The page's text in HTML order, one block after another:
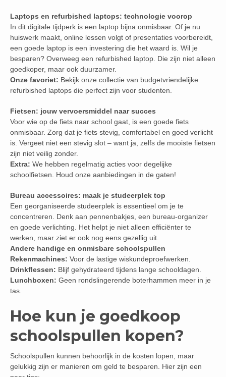
Laptops en refurbished laptops: technologie voorop
In dit digitale tijdperk is een laptop bijna onmisbaar. Of je nu
huiswerk maakt, online lessen volgt of presentaties voorbereidt,
een goede laptop is een investering die het waard is. Wil je
besparen? Overweeg een refurbished laptop. Die zijn niet alleen
goedkoper, maar ook duurzamer.
Onze favoriet: Bekijk onze collectie van budgetvriendelijke
refurbished laptops die perfect zijn voor studenten.
Fietsen: jouw vervoersmiddel naar succes
Voor wie op de fiets naar school gaat, is een goede fiets
onmisbaar. Zorg dat je fiets stevig, comfortabel en goed verlicht
is. Vergeet niet een stevig slot – want ja, zelfs de mooiste fietsen
zijn niet veilig zonder.
Extra: We hebben regelmatig acties voor degelijke
schoolfietsen. Houd onze aanbiedingen in de gaten!
Bureau accessoires: maak je studeerplek top
Een georganiseerde studeerplek is essentieel om je te
concentreren. Denk aan pennenbakjes, een bureau-organizer
en goede verlichting. Het helpt je niet alleen efficiënter te
werken, maar ziet er ook nog eens gezellig uit.
Andere handige en onmisbare schoolspullen
Rekenmachines: Voor de lastige wiskundeproefwerken.
Drinkflessen: Blijf gehydrateerd tijdens lange schooldagen.
Lunchboxen: Geen rondslingerende boterhammen meer in je
tas.
Hoe kun je goedkoop
schoolspullen kopen?
Schoolspullen kunnen behoorlijk in de kosten lopen, maar
gelukkig zijn er manieren om geld te besparen. Hier zijn een